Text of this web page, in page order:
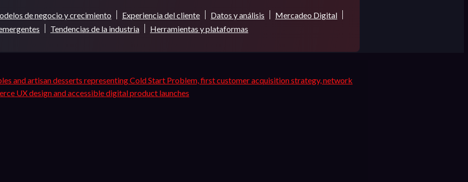
de negocio y crecimiento Experiencia del cliente Datos y análisis
Mercadeo Digital
Tendencias de la industria Herramientas y plataformas